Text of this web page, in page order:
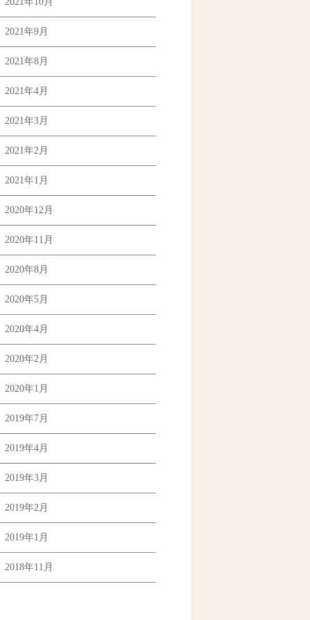
2021年9月
2021年8月
2021年4月
2021年3月
2021年2月
2021年1月
2020年12月
2020年11月
2020年8月
2020年5月
2020年4月
2020年2月
2020年1月
2019年7月
2019年4月
2019年3月
2019年2月
2019年1月
2018年11月